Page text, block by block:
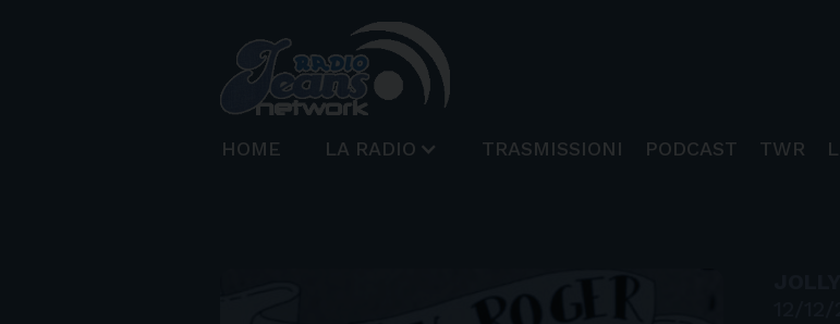
HOME LA RADIO TRASMISSIONI PODCAST TWR